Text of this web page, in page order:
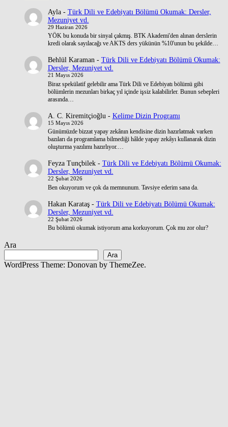
Ayla- Türk Dili ve Edebiyatı Bölümü Okumak: Dersler,
Mezuniyet vd.
29 Haziran 2026
YÖK bu konuda bir sinyal çakmış. BTK Akademi'den alınan derslerin
kredi olarak sayılacağı ve AKTS ders yükünün %10'unun bu şekilde…
Behlül Karaman- Türk Dili ve Edebiyatı Bölümü Okumak:
Dersler, Mezuniyet vd.
21 Mayıs 2026
Biraz spekülatif gelebilir ama Türk Dili ve Edebiyatı bölümü gibi
bölümlerin mezunları birkaç yıl içinde işsiz kalabilirler. Bunun sebepleri
arasında…
A. C. Kiremitçioğlu - Kelime Dizin Programı
15 Mayıs 2026
Günümüzde bizzat yapay zekânın kendisine dizin hazırlatmak varken
bazıları da programlama bilmediği hâlde yapay zekâyı kullanarak dizin
oluşturma yazılımı hazırlıyor.…
Feyza Tunçbilek- Türk Dili ve Edebiyatı Bölümü Okumak:
Dersler, Mezuniyet vd.
22 Şubat 2026
Ben okuyorum ve çok da memnunum. Tavsiye ederim sana da.
Hakan Karataş- Türk Dili ve Edebiyatı Bölümü Okumak:
Dersler, Mezuniyet vd.
22 Şubat 2026
Bu bölümü okumak istiyorum ama korkuyorum. Çok mu zor olur?
Ara
Ara
WordPress Theme: Donovan by ThemeZee.